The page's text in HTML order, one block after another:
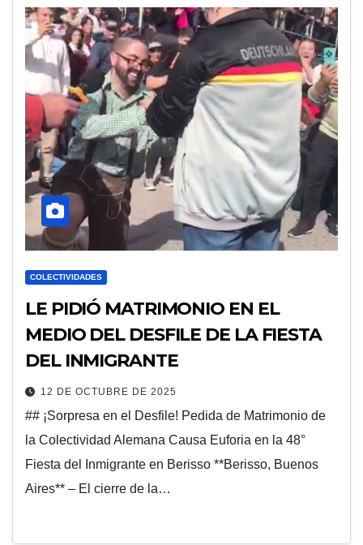
COLECTIVIDADES
LE PIDIÓ MATRIMONIO EN EL
MEDIO DEL DESFILE DE LA FIESTA
DEL INMIGRANTE
12 DE OCTUBRE DE 2025
## ¡Sorpresa en el Desfile! Pedida de Matrimonio de
la Colectividad Alemana Causa Euforia en la 48°
Fiesta del Inmigrante en Berisso **Berisso, Buenos
Aires** – El cierre de la…